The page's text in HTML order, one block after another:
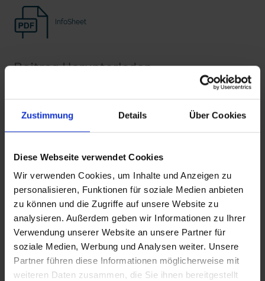
Zustimmung Details Über Cookies
Diese Webseite verwendet Cookies
Wir verwenden Cookies, um Inhalte und Anzeigen zu
personalisieren, Funktionen für soziale Medien anbieten
zu können und die Zugriffe auf unsere Website zu
analysieren. Außerdem geben wir Informationen zu Ihrer
Verwendung unserer Website an unsere Partner für
soziale Medien, Werbung und Analysen weiter. Unsere
Partner führen diese Informationen möglicherweise mit
weiteren Daten zusammen, die Sie ihnen bereitgestellt
epd erklärt: Tag der Arbeit
InfoSheet
Beitrag Herunterladen
Schaeferwagenkirche_IT.mp4
Zusätzliches Material